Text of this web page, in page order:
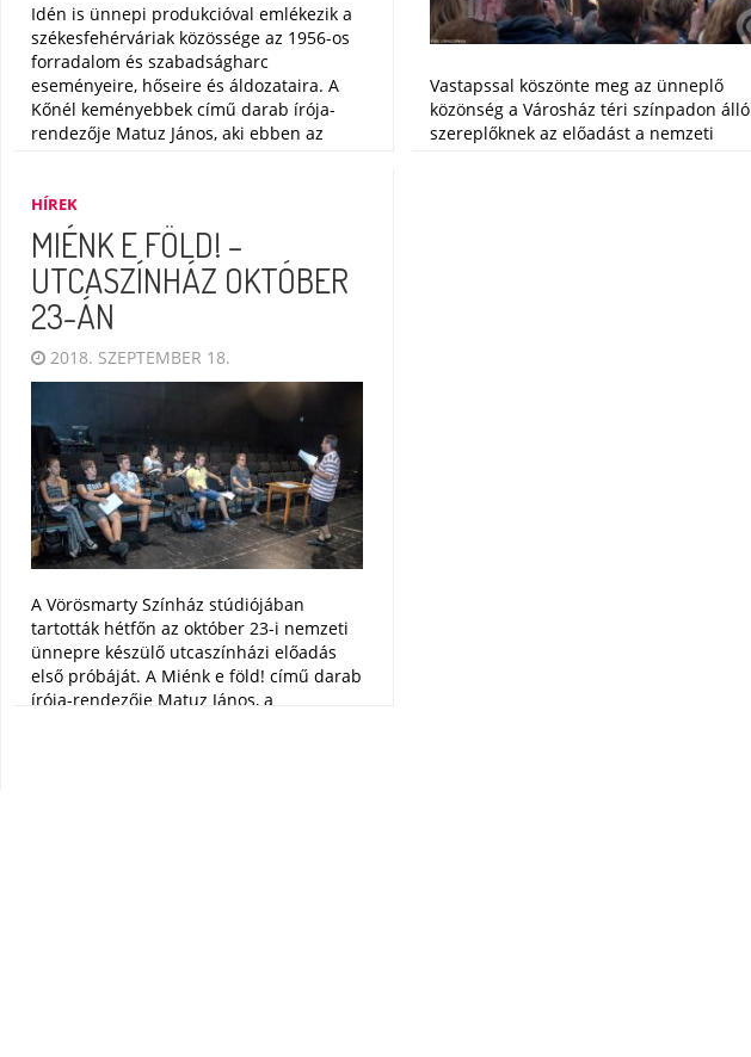
Idén is ünnepi produkcióval emlékezik a
székesfehérváriak közössége az 1956-os
forradalom és szabadságharc
eseményeire, hőseire és áldozataira. A
Kőnél keményebbek című darab írója-
rendezője Matuz János, aki ebben az
fontos szerep jut Vörös Janka jazz
énekesnőnek és egy zongorának is. Az
ünnepi műsor október 23-án, szerdán 16
órakor kezdődik a Városház téren.
Fókusz,
Vastapssal köszönte meg az ünneplő
közönség a Városház téri színpadon álló
szereplőknek az előadást a nemzeti
HÍREK
MIÉNK E FÖLD! –
UTCASZÍNHÁZ OKTÓBER
23-ÁN
2018. SZEPTEMBER 18.
A Vörösmarty Színház stúdiójában
tartották hétfőn az október 23-i nemzeti
ünnepre készülő utcaszínházi előadás
első próbáját. A Miénk e föld! című darab
írója-rendezője Matuz János, a